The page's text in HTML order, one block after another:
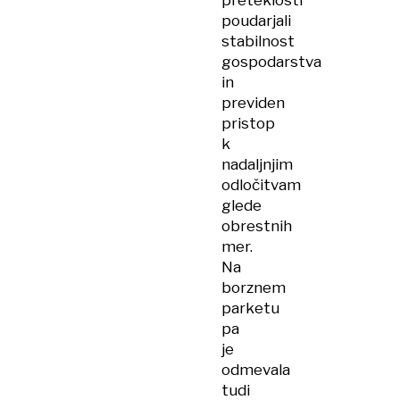
poudarjali
stabilnost
gospodarstva
in
previden
pristop
k
nadaljnjim
odločitvam
glede
obrestnih
mer.
Na
borznem
parketu
pa
je
odmevala
tudi